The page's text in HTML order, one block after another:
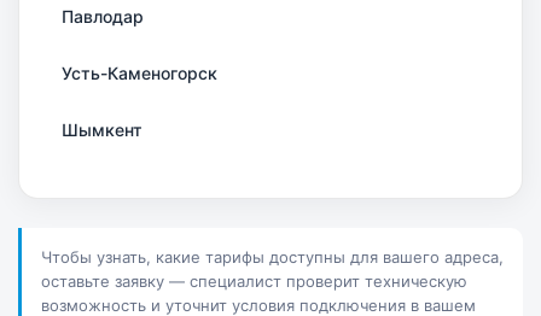
Павлодар
Усть-Каменогорск
Шымкент
Петропавловск
Чтобы узнать, какие тарифы доступны для вашего адреса,
оставьте заявку — специалист проверит техническую
возможность и уточнит условия подключения в вашем